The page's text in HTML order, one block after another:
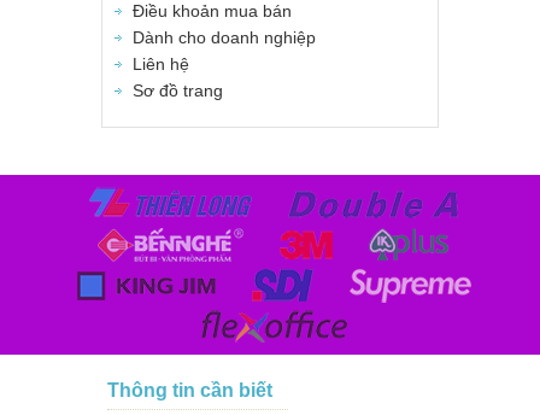
Điều khoản mua bán
Dành cho doanh nghiệp
Liên hệ
Sơ đồ trang
Thông tin cần biết